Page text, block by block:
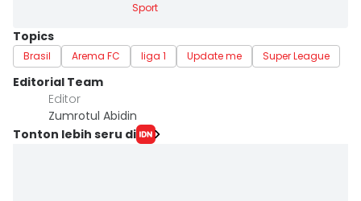
Sport
Topics
Brasil Arema FC liga 1 Update me Super League
Editorial Team
Editor
Zumrotul Abidin
Tonton lebih seru di